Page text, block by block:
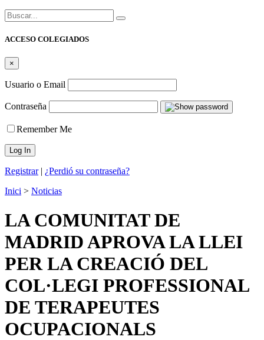
Buscar:
ACCESO COLEGIADOS
×
Usuario o Email
Contraseña
Remember Me
Registrar| ¿Perdió su contraseña?
Inici > Noticias
LA COMUNITAT DE
MADRID APROVA LA LLEI
PER LA CREACIÓ DEL
COL·LEGI PROFESSIONAL
DE TERAPEUTES
OCUPACIONALS